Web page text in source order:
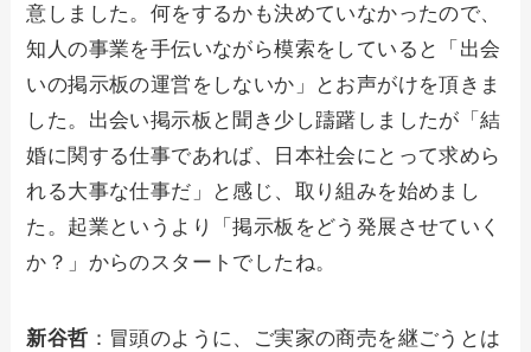
意しました。何をするかも決めていなかったので、
知人の事業を手伝いながら模索をしていると「出会
いの掲示板の運営をしないか」とお声がけを頂きま
した。出会い掲示板と聞き少し躊躇しましたが「結
婚に関する仕事であれば、日本社会にとって求めら
れる大事な仕事だ」と感じ、取り組みを始めまし
た。起業というより「掲示板をどう発展させていく
か？」からのスタートでしたね。
新谷哲 ：冒頭のように、ご実家の商売を継ごうとは